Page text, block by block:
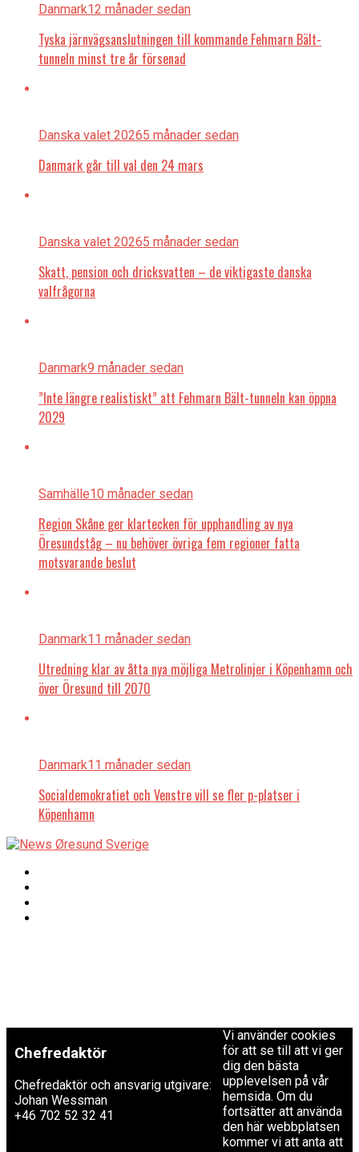
Danmark12 månader sedan
Tyska järnvägsanslutningen till kommande Fehmarn Bält-
tunneln minst tre år försenad
Danska valet 20265 månader sedan
Danmark går till val den 24 mars
Danska valet 20265 månader sedan
Skatt, pension och dricksvatten – de viktigaste danska
valfrågorna
Danmark9 månader sedan
”Inte längre realistiskt” att Fehmarn Bält-tunneln kan öppna
2029
Samhälle10 månader sedan
Region Skåne ger klartecken för upphandling av nya
Öresundståg – nu behöver övriga fem regioner fatta
motsvarande beslut
Danmark11 månader sedan
Utredning klar av åtta nya möjliga Metrolinjer i Köpenhamn och
över Öresund till 2070
Danmark11 månader sedan
Socialdemokratiet och Venstre vill se fler p-platser i
Köpenhamn
Chefredaktör
Chefredaktör och ansvarig utgivare:
Johan Wessman
+46 702 52 32 41
Vi använder cookies
för att se till att vi ger
dig den bästa
upplevelsen på vår
hemsida. Om du
fortsätter att använda
den här webbplatsen
kommer vi att anta att